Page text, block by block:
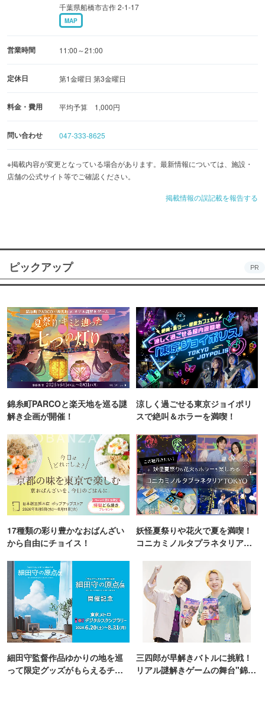
千葉県船橋市古作 2-1-17
MAP
営業時間 11:00～21:00
定休日 第1金曜日 第3金曜日
料金・費用 平均予算 1,000円
問い合わせ 047-333-8625
※掲載内容が変更となっている場合があります。最新情報については、施設・
店舗の公式サイト等でご確認ください。
掲載情報の誤記載を報告する
ピックアップ PR
錦糸町PARCOと楽天地を巡る謎
解き企画が開催！
涼しく過ごせる東京ジョイポリ
スで絶叫＆ホラーを満喫！
17種類の彩り豊かなおばんざい
から自由にチョイス！
妖怪夏祭りや花火で夏を満喫！
コニカミノルタプラネタリア
細田守監督作品ゆかりの地を巡
って限定グッズがもらえるチャ
三四郎が早解きバトルに挑戦！
リアル謎解きゲームの舞台"錦糸